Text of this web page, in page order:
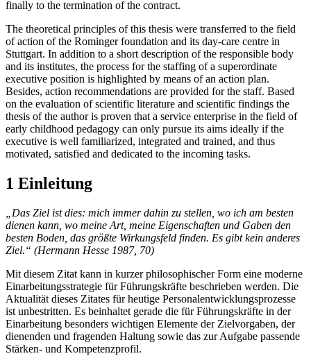
finally to the termination of the contract.
The theoretical principles of this thesis were transferred to the field
of action of the Rominger foundation and its day-care centre in
Stuttgart. In addition to a short description of the responsible body
and its institutes, the process for the staffing of a superordinate
executive position is highlighted by means of an action plan.
Besides, action recommendations are provided for the staff. Based
on the evaluation of scientific literature and scientific findings the
thesis of the author is proven that a service enterprise in the field of
early childhood pedagogy can only pursue its aims ideally if the
executive is well familiarized, integrated and trained, and thus
motivated, satisfied and dedicated to the incoming tasks.
1 Einleitung
„Das Ziel ist dies: mich immer dahin zu stellen, wo ich am besten
dienen kann, wo meine Art, meine Eigenschaften und Gaben den
besten Boden, das größte Wirkungsfeld finden. Es gibt kein anderes
Ziel.“ (Hermann Hesse 1987, 70)
Mit diesem Zitat kann in kurzer philosophischer Form eine moderne
Einarbeitungsstrategie für Führungskräfte beschrieben werden. Die
Aktualität dieses Zitates für heutige Personalentwicklungsprozesse
ist unbestritten. Es beinhaltet gerade die für Führungskräfte in der
Einarbeitung besonders wichtigen Elemente der Zielvorgaben, der
dienenden und fragenden Haltung sowie das zur Aufgabe passende
Stärken- und Kompetenzprofil.